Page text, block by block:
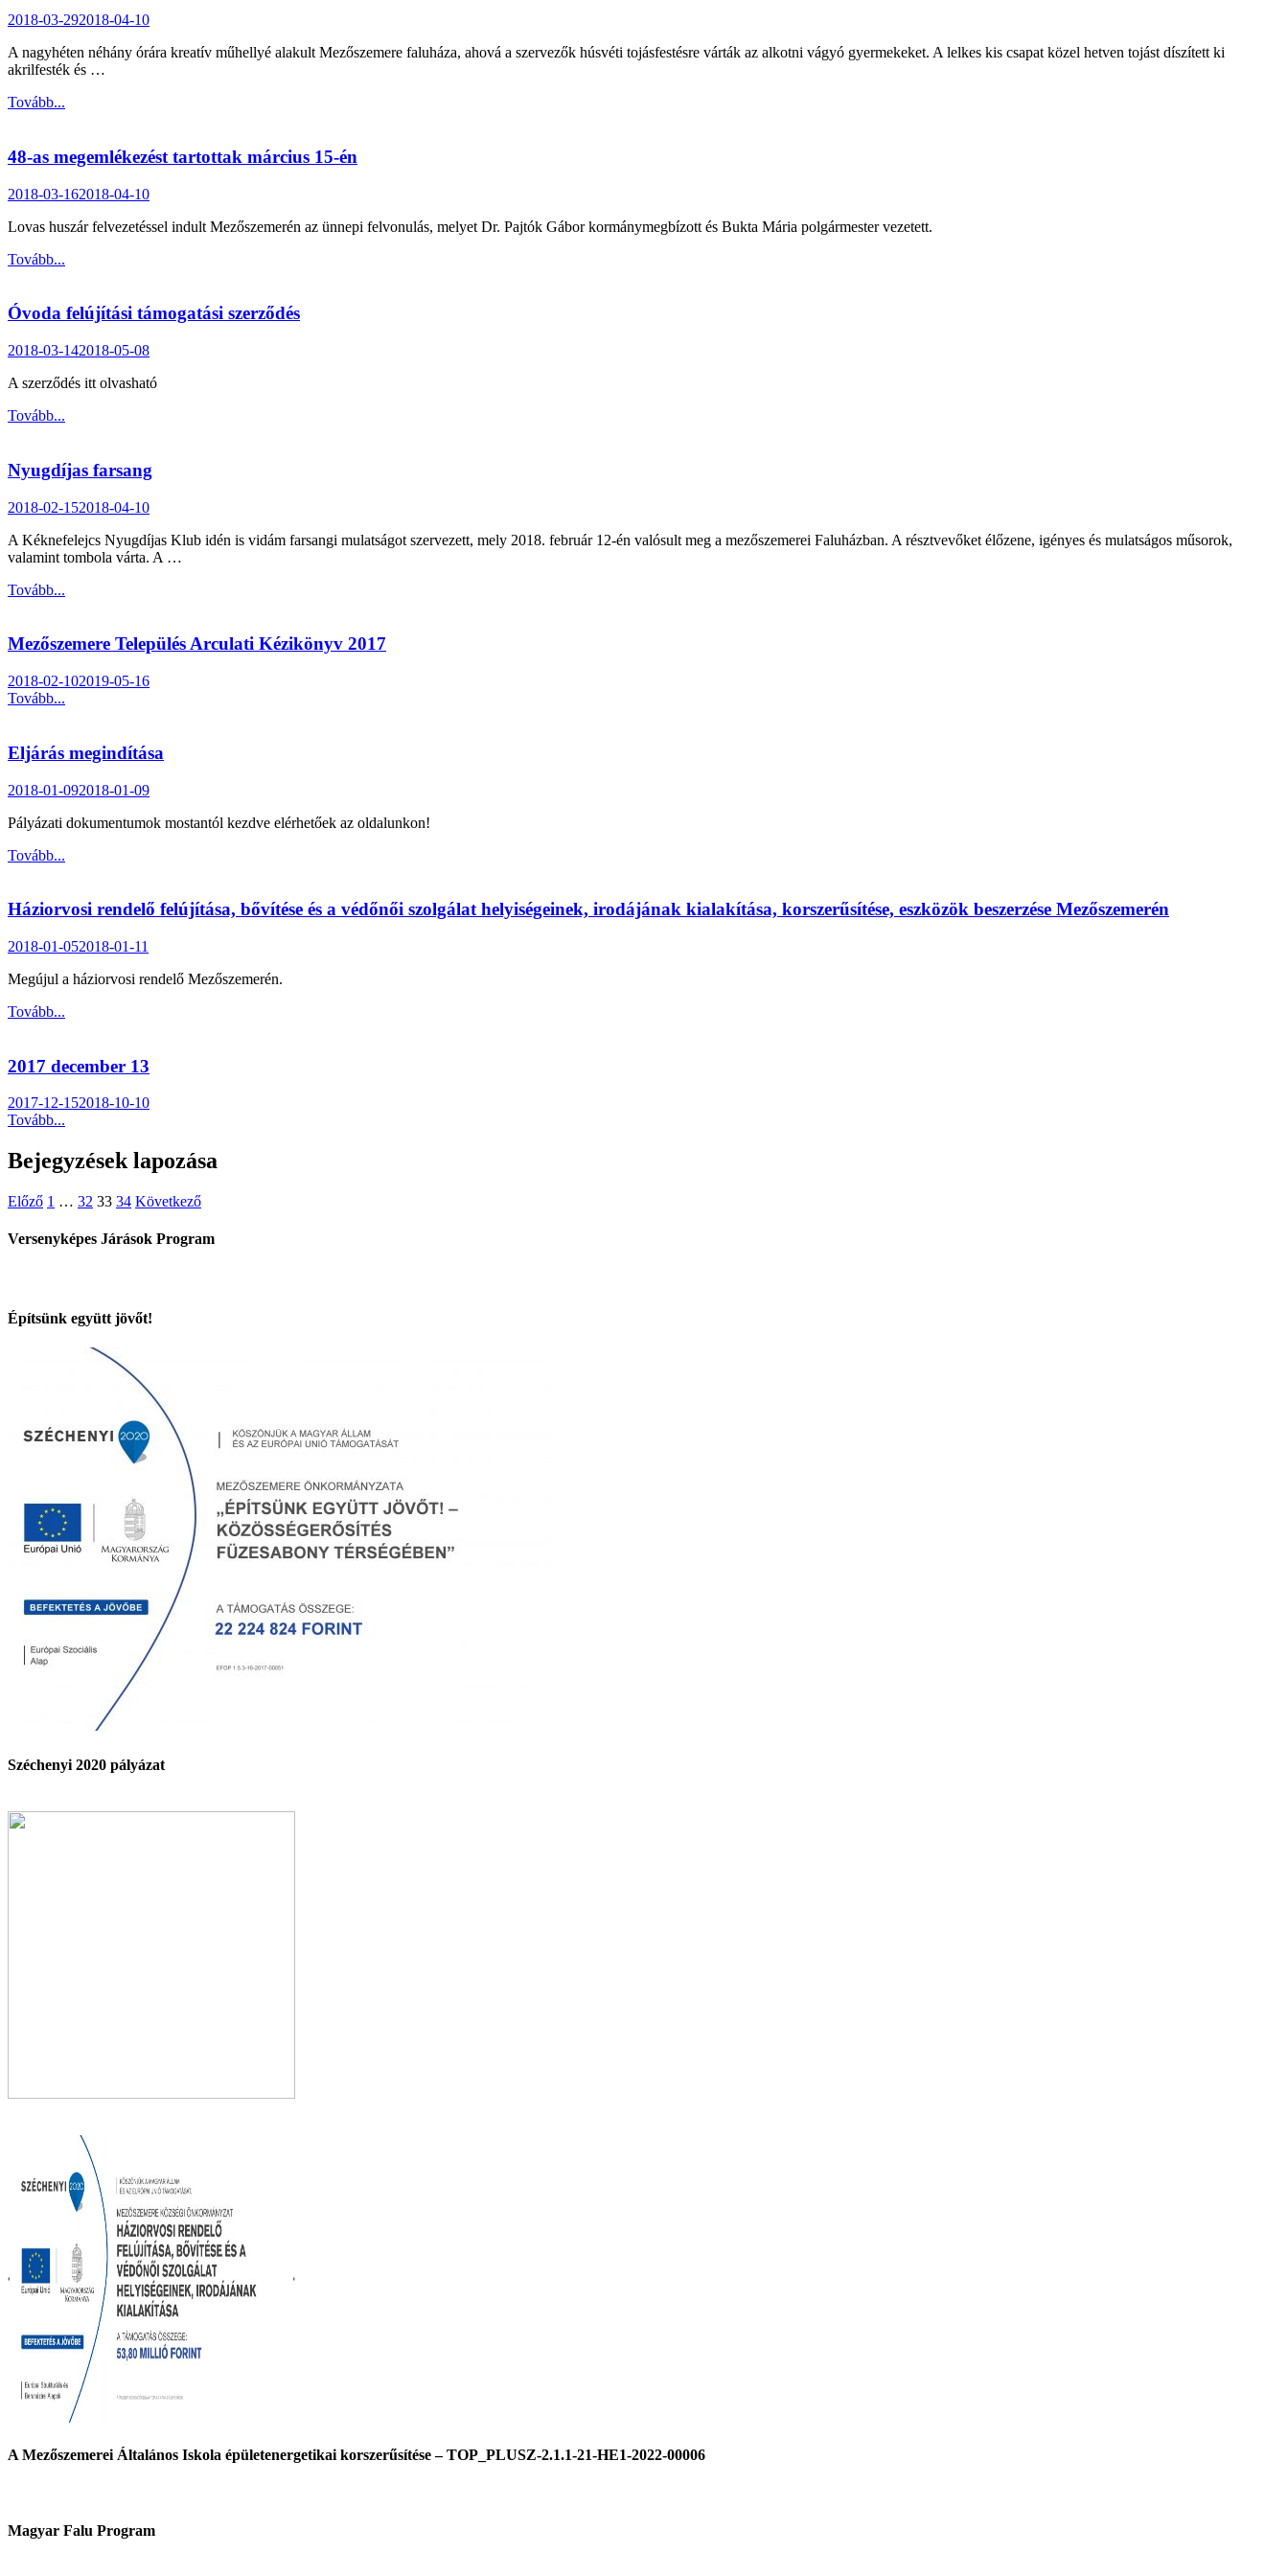
2018-03-292018-04-10
A nagyhéten néhány órára kreatív műhellyé alakult Mezőszemere faluháza, ahová a szervezők húsvéti tojásfestésre várták az alkotni vágyó gyermekeket. A lelkes kis csapat közel hetven tojást díszített ki
akrilfesték és …
Tovább...
48-as megemlékezést tartottak március 15-én
2018-03-162018-04-10
Lovas huszár felvezetéssel indult Mezőszemerén az ünnepi felvonulás, melyet Dr. Pajtók Gábor kormánymegbízott és Bukta Mária polgármester vezetett.
Tovább...
Óvoda felújítási támogatási szerződés
2018-03-142018-05-08
A szerződés itt olvasható
Tovább...
Nyugdíjas farsang
2018-02-152018-04-10
A Kéknefelejcs Nyugdíjas Klub idén is vidám farsangi mulatságot szervezett, mely 2018. február 12-én valósult meg a mezőszemerei Faluházban. A résztvevőket élőzene, igényes és mulatságos műsorok,
valamint tombola várta. A …
Tovább...
Mezőszemere Település Arculati Kézikönyv 2017
2018-02-102019-05-16
Tovább...
Eljárás megindítása
2018-01-092018-01-09
Pályázati dokumentumok mostantól kezdve elérhetőek az oldalunkon!
Tovább...
Háziorvosi rendelő felújítása, bővítése és a védőnői szolgálat helyiségeinek, irodájának kialakítása, korszerűsítése, eszközök beszerzése Mezőszemerén
2018-01-052018-01-11
Megújul a háziorvosi rendelő Mezőszemerén.
Tovább...
2017 december 13
2017-12-152018-10-10
Tovább...
Bejegyzések lapozása
Előző 1 … 32 33 34 Következő
Versenyképes Járások Program
Építsünk együtt jövőt!
Széchenyi 2020 pályázat
A Mezőszemerei Általános Iskola épületenergetikai korszerűsítése – TOP_PLUSZ-2.1.1-21-HE1-2022-00006
Magyar Falu Program